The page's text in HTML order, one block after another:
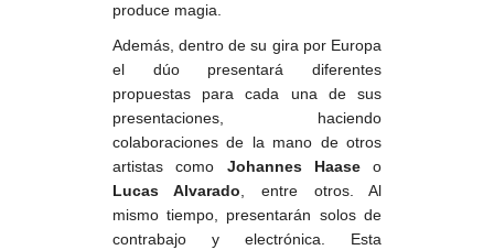
produce magia.
Además, dentro de su gira por Europa
el dúo presentará diferentes
propuestas para cada una de sus
presentaciones, haciendo
colaboraciones de la mano de otros
artistas como Johannes Haaseo
Lucas Alvarado, entre otros. Al
mismo tiempo, presentarán solos de
contrabajo y electrónica. Esta